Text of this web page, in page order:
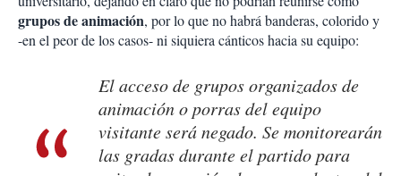
grupos de animación, por lo que no habrá banderas, colorido y
-en el peor de los casos- ni siquiera cánticos hacia su equipo:
El acceso de grupos organizados de
animación o porras del equipo
visitante será negado. Se monitorearán
las gradas durante el partido para